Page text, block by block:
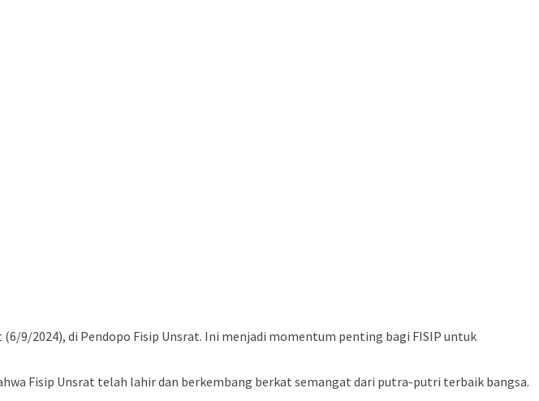
9/2024), di Pendopo Fisip Unsrat. Ini menjadi momentum penting bagi FISIP untuk
Fisip Unsrat telah lahir dan berkembang berkat semangat dari putra-putri terbaik bangsa.